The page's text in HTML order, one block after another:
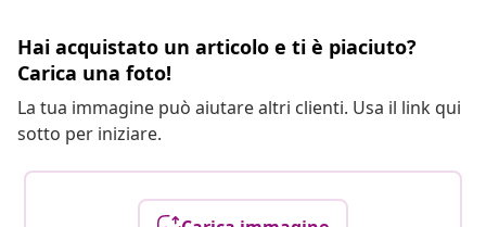
Hai acquistato un articolo e ti è piaciuto?
Carica una foto!
La tua immagine può aiutare altri clienti. Usa il link qui
sotto per iniziare.